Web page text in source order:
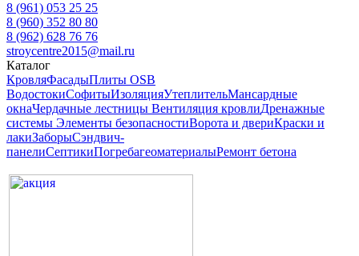
8 (961) 053 25 25
8 (960) 352 80 80
8 (962) 628 76 76
stroycentre2015@mail.ru
Каталог
КровляФасадыПлиты OSB
ВодостокиСофитыИзоляцияУтеплительМансардные
окнаЧердачные лестницы Вентиляция кровлиДренажные
системы Элементы безопасностиВорота и двериКраски и
лакиЗаборыСэндвич-
панелиСептикиПогребагеоматериалыРемонт бетона